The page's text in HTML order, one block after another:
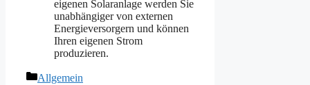
eigenen Solaranlage werden Sie
unabhängiger von externen
Energieversorgern und können
Ihren eigenen Strom
produzieren.
Kategorien
Allgemein